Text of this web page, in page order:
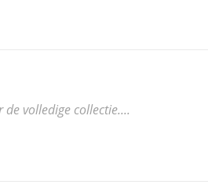
volledige collectie....